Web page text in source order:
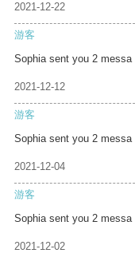
2021-12-22
游客
Sophia sent you 2 messa
2021-12-12
游客
Sophia sent you 2 messa
2021-12-04
游客
Sophia sent you 2 messa
2021-12-02